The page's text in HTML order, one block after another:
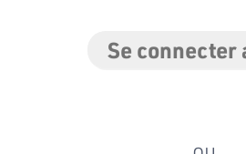
Se connecter